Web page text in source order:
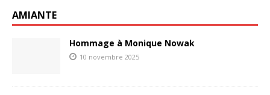
AMIANTE
Hommage à Monique Nowak
10 novembre 2025